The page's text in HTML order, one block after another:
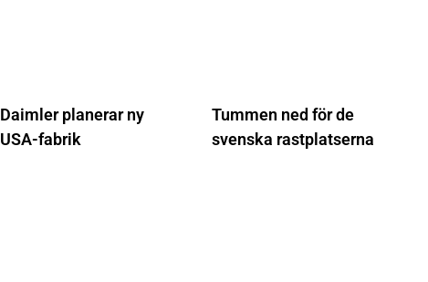
Daimler planerar ny
USA-fabrik
Tummen ned för de
svenska rastplatserna